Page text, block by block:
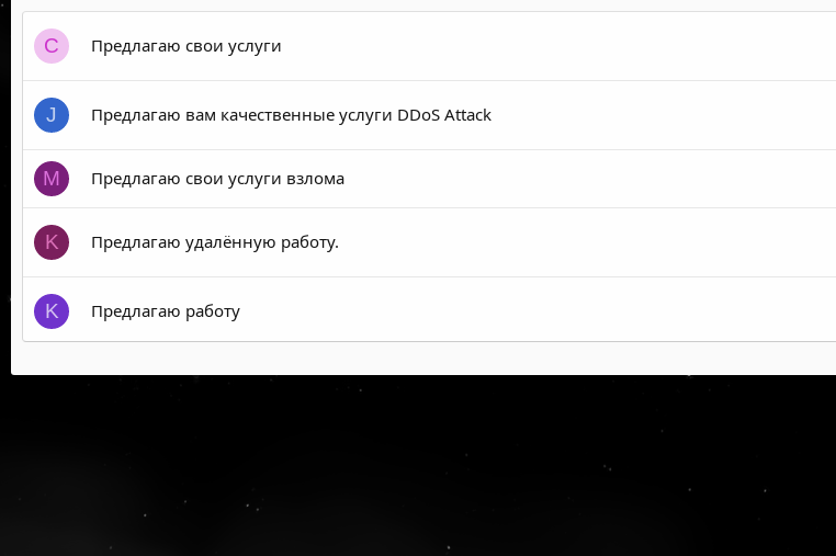
C Предлагаю свои услуги
J Предлагаю вам качественные услуги DDoS Attack
M Предлагаю свои услуги взлома
K Предлагаю удалённую работу.
K Предлагаю работу
H Предлагаю заработать денег!
Предлагаю удалённую работу.